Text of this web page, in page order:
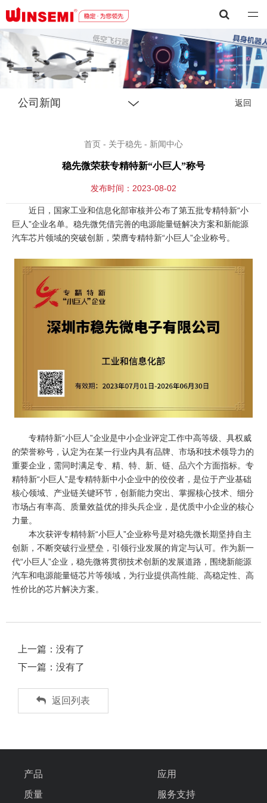
深圳市稳先微电子有限公司
公司新闻 返回
首页 - 关于稳先 - 新闻中心
稳先微荣获专精特新“小巨人”称号
发布时间：2023-08-02
近日， 国家工业和信息化部审核并公布了第五批专精特新“小
巨人”企业名单。稳先微凭借完善的电源能量链解决方案和新能源
汽车芯片领域的突破创新，荣膺专精特新“小巨人”企业称号。
专精特新“小巨人”企业是中小企业评定工作中高等级、具权威
的荣誉称号，认定为在某一行业内具有品牌、市场和技术领导力的
重要企业，需同时满足专、精、特、新、链、品六个方面指标。专
精特新“小巨人”是专精特新中小企业中的佼佼者，是位于产业基础
核心领域、产业链关键环节，创新能力突出、掌握核心技术、细分
市场占有率高、质量效益优的排头兵企业，是优质中小企业的核心
力量。
本次获评专精特新“小巨人”企业称号是对稳先微长期坚持自主
创新，不断突破行业壁垒，引领行业发展的肯定与认可。作为新一
代“小巨人”企业，稳先微将贯彻技术创新的发展道路，围绕新能源
汽车和电源能量链芯片等领域，为行业提供高性能、高稳定性、高
性价比的芯片解决方案。
上一篇：没有了
下一篇：没有了
返回列表
产品
应用
质量
服务支持